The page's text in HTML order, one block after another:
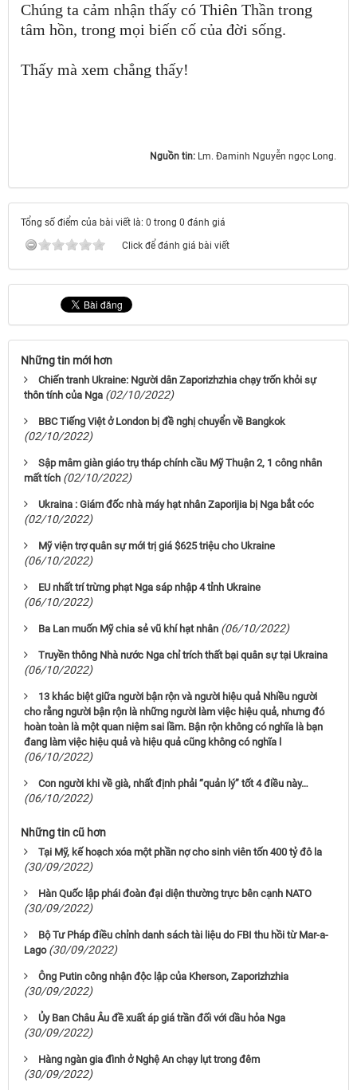
Chúng ta cảm nhận thấy có Thiên Thần trong
tâm hồn, trong mọi biến cố của đời sống.
Thấy mà xem chẳng thấy!
Nguồn tin: Lm. Đaminh Nguyễn ngọc Long.
Tổng số điểm của bài viết là: 0 trong 0 đánh giá
Click để đánh giá bài viết
Những tin mới hơn
Chiến tranh Ukraine: Người dân Zaporizhzhia chạy trốn khỏi sự
thôn tính của Nga (02/10/2022)
BBC Tiếng Việt ở London bị đề nghị chuyển về Bangkok
(02/10/2022)
Sập mâm giàn giáo trụ tháp chính cầu Mỹ Thuận 2, 1 công nhân
mất tích (02/10/2022)
Ukraina : Giám đốc nhà máy hạt nhân Zaporijia bị Nga bắt cóc
(02/10/2022)
Mỹ viện trợ quân sự mới trị giá $625 triệu cho Ukraine
(06/10/2022)
EU nhất trí trừng phạt Nga sáp nhập 4 tỉnh Ukraine
(06/10/2022)
Ba Lan muốn Mỹ chia sẻ vũ khí hạt nhân (06/10/2022)
Truyền thông Nhà nước Nga chỉ trích thất bại quân sự tại Ukraina
(06/10/2022)
13 khác biệt giữa người bận rộn và người hiệu quả Nhiều người
cho rằng người bận rộn là những người làm việc hiệu quả, nhưng đó
hoàn toàn là một quan niệm sai lầm. Bận rộn không có nghĩa là bạn
đang làm việc hiệu quả và hiệu quả cũng không có nghĩa l
(06/10/2022)
Con người khi về già, nhất định phải “quản lý” tốt 4 điều này…
(06/10/2022)
Những tin cũ hơn
Tại Mỹ, kế hoạch xóa một phần nợ cho sinh viên tốn 400 tỷ đô la
(30/09/2022)
Hàn Quốc lập phái đoàn đại diện thường trực bên cạnh NATO
(30/09/2022)
Bộ Tư Pháp điều chỉnh danh sách tài liệu do FBI thu hồi từ Mar-a-
Lago (30/09/2022)
Ông Putin công nhận độc lập của Kherson, Zaporizhzhia
(30/09/2022)
Ủy Ban Châu Âu đề xuất áp giá trần đối với dầu hỏa Nga
(30/09/2022)
Hàng ngàn gia đình ở Nghệ An chạy lụt trong đêm
(30/09/2022)